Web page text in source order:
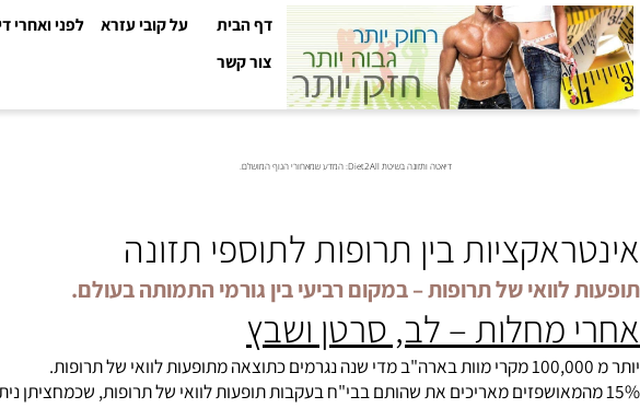
דף הבית על קובי עזרא לפני ואחרי דיאטה
צור קשר
דיאטה ותזונה בשיטת Diet2All: המדע שמאחורי הגוף המושלם.
בין תרופות לתוספי תזונה
לוואי של תרופות – במקום רביעי בין גורמי התמותה בעולם.
מחלות – לב, סרטן ושבץ